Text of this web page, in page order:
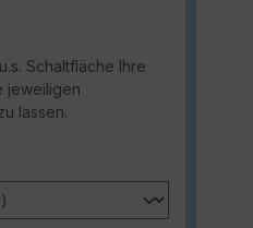
Schaltfläche Ihre
jeweiligen
lassen.